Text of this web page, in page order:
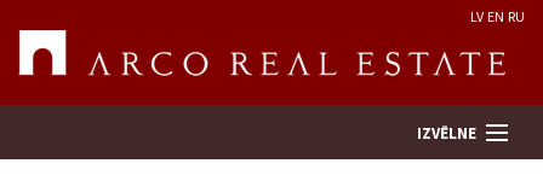
LV EN RU
IZVĒLNE